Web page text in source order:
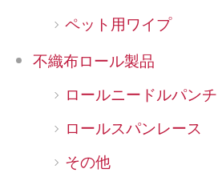
ペット用ワイプ
不織布ロール製品
ロールニードルパンチ
ロールスパンレース
その他